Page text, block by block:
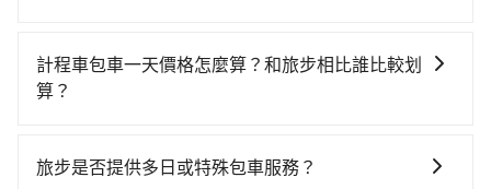
每人平均花費約730元，費時2小時6分鐘。長距離移動
確實搭乘高鐵可以比坐車快，但卻要額外支出約560元的
可參考tripool的拼車共乘服務，最多可再節省50%的交
時40元路邊停車費用預估進去，但額外的汽車保險與可
能的罰單都需自付。再者，和運的iRent只提供最基本的
或九人座可供選擇，而且無人租車最令人詬病的就是車
會衛星車隊等叫車看看。依照里程跳錶計算，價格約為
4,825~5,800元間，但如改預約tripool可省高達
騙。綜合以上，無論在價格或服務品質上，tripool都是
保證出車的共乘服務，不用再擔心人少不成團問題，還
能到府接送，機場、通勤共乘、大型活動接送都適合！
計程車包車一天價格怎麼算？和旅步相比誰比較划
算？
格通常是根據時間或距離來計算，而且在不同城市和地
旅步是否提供多日或特殊包車服務？